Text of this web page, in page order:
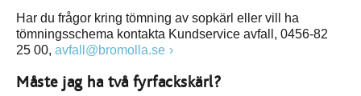
Har du frågor kring tömning av sopkärl eller vill ha
tömningsschema kontakta Kundservice avfall, 0456-82
25 00, avfall@bromolla.se
Måste jag ha två fyrfackskärl?